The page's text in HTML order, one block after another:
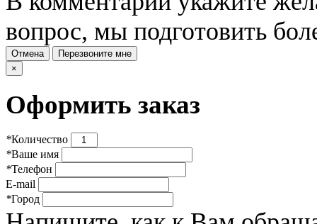
вопрос, мы подготовить
Отмена
Перезвоните мне
×
Оформить заказ
*Количество
*Ваше имя
*Телефон
E-mail
*Город